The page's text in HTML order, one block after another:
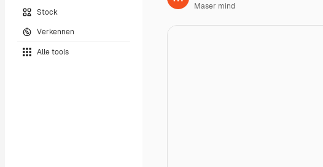
Stock
Verkennen
Alle tools
Maser mind